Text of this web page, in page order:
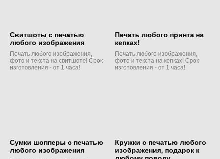
Свитшоты с печатью
любого изображения
Печать любого изображения,
фото и текста на свитшоте! Срок
изготовления - от 1 часа!
Печать любого принта на
кепках!
Печать любого изображения,
фото и текста на кепках! Срок
изготовления - от 1 часа!
Сумки шопперы с печатью
любого изображения
Кружки с печатью любого
изображения, подарок к